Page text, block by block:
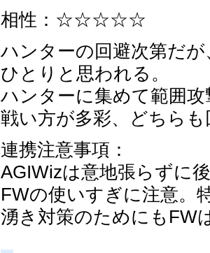
相性：☆☆☆☆☆
ハンターの回避次第だ
ひとりと思われる。
ハンターに集めて範囲
戦い方が多彩、どちら
連携注意事項：
AGIWizは意地張らずに
FWの使いすぎに注意。
湧き対策のためにもFW